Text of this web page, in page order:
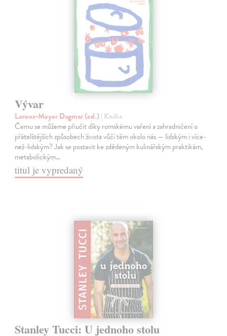
Vývar
Lorenz-Meyer Dagmar (ed.)| Kniha
Čemu se můžeme přiučit díky romskému vaření a zahradničení o
přátelštějších způsobech života vůči těm okolo nás — lidským i více-
než-lidským? Jak se postavit ke zdědeným kulinářským praktikám,
metabolickým…
titul je vypredaný
Stanley Tucci: U jednoho stolu